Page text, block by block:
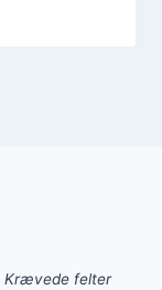
Krævede felter